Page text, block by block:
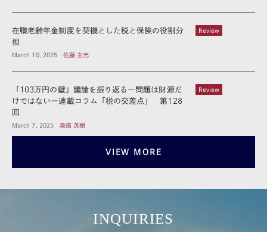
Review
在職老齢年金制度を契機とした税と保険の役割分
担
March 10, 2025 佐藤 主光
Review
「103万円の壁」議論を振り返る―問題は財源だ
けではないー連載コラム「税の交差点」 第128
回
March 7, 2025 森信 茂樹
VIEW MORE
INQUIRIES